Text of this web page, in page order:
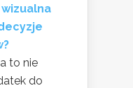
to nie
do